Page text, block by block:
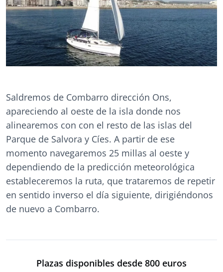
Saldremos de Combarro dirección Ons,
apareciendo al oeste de la isla donde nos
alinearemos con con el resto de las islas del
Parque de Salvora y Cíes. A partir de ese
momento navegaremos 25 millas al oeste y
dependiendo de la predicción meteorológica
estableceremos la ruta, que trataremos de repetir
en sentido inverso el día siguiente, dirigiéndonos
de nuevo a Combarro.
Plazas disponibles desde 800 euros